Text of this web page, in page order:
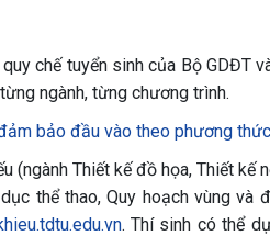
chế tuyển sinh của Bộ GDĐT
ngành, từng chương trình.
bảo đầu vào theo phương
(ngành Thiết kế đồ họa, Thiết kế
thể thao, Quy hoạch vùng
. Thí sinh có thể